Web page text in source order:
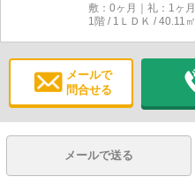
敷：0ヶ月｜礼：1ヶ月
1階 / 1ＬＤＫ / 40.11㎡
メールで
問合せる
メールで送る